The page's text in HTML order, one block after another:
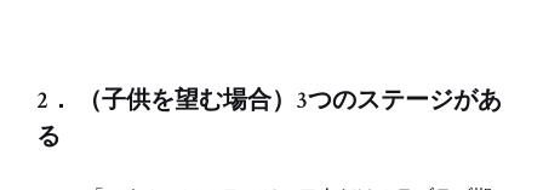
2． （子供を望む場合）3つのステージがあ
る